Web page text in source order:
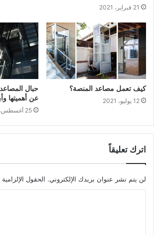
21 فبراير، 2021
كيف تعمل مصاعد المنصة؟
12 يوليو، 2021
حبال
عن أهميتها
25 أغسطس، 2025
اترك تعليقاً
لن يتم نشر عنوان بريدك الإلكتروني. الحقول